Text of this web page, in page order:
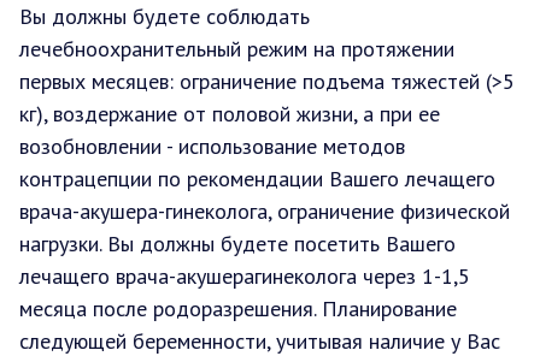
Вы должны будете соблюдать
лечебноохранительный режим на протяжении
первых месяцев: ограничение подъема тяжестей (>5
кг), воздержание от половой жизни, а при ее
возобновлении - использование методов
контрацепции по рекомендации Вашего лечащего
врача-акушера-гинеколога, ограничение физической
нагрузки. Вы должны будете посетить Вашего
лечащего врача-акушерагинеколога через 1-1,5
месяца после родоразрешения. Планирование
следующей беременности, учитывая наличие у Вас